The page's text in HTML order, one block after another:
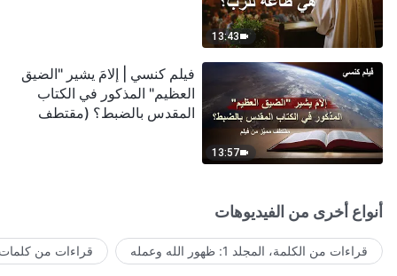
13:43
13:57
فيلم كنسي | إلامَ يشير "الضيق
العظيم" المذكور في الكتاب
المقدس بالضبط؟ (مقتطف
أنواع أخرى من الفيديوهات
قراءات من الكلمة، المجلد 1: ظهور الله وعمله قراءات من كلمات